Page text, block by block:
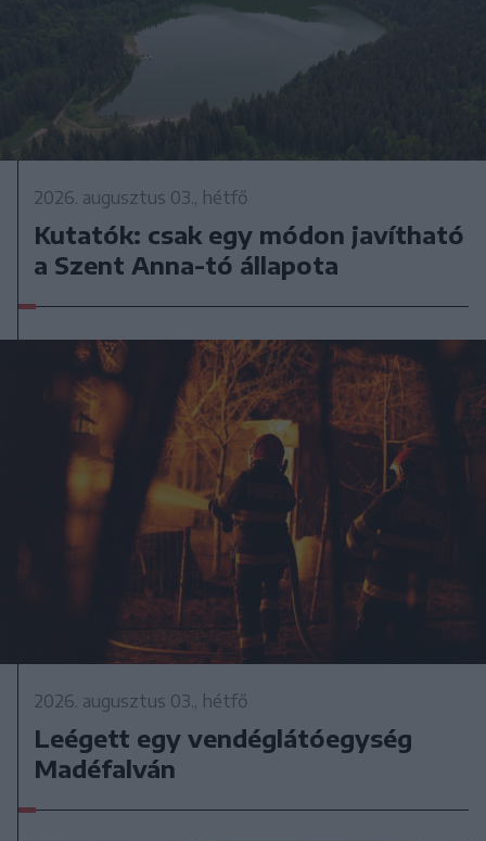
2026. augusztus 03., hétfő
Kutatók: csak egy módon javítható
a Szent Anna-tó állapota
2026. augusztus 03., hétfő
Leégett egy vendéglátóegység
Madéfalván